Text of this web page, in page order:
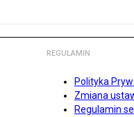
REGULAMIN
Polityka
Zmiana
Regulamin